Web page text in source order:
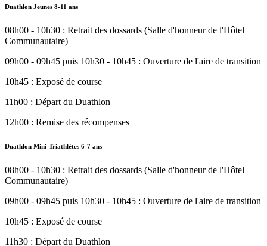
Duathlon Jeunes 8-11 ans
08h00 - 10h30 : Retrait des dossards (Salle d'honneur de l'Hôtel
Communautaire)
09h00 - 09h45 puis 10h30 - 10h45 : Ouverture de l'aire de transition
10h45 : Exposé de course
11h00 : Départ du Duathlon
12h00 : Remise des récompenses
Duathlon Mini-Triathlètes 6-7 ans
08h00 - 10h30 : Retrait des dossards (Salle d'honneur de l'Hôtel
Communautaire)
09h00 - 09h45 puis 10h30 - 10h45 : Ouverture de l'aire de transition
10h45 : Exposé de course
11h30 : Départ du Duathlon